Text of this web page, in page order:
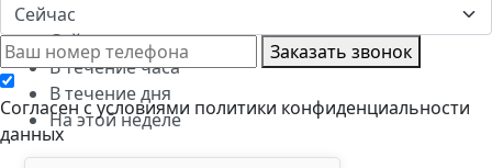
Сейчас
Сейчас
В течение часа
В течение дня
На этой неделе
Заказать звонок
Cогласен с условиями политики конфиденциальности
данных